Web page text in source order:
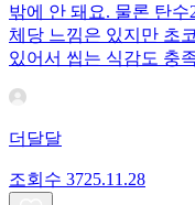
밖에 안 돼요. 물론 탄
체당 느낌은 있지만 초
있어서 씹는 식감도 충
더달달
조회수 3725.11.28